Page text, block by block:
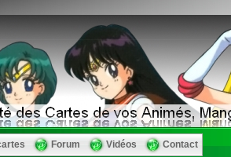
Forum Vidéos Contact